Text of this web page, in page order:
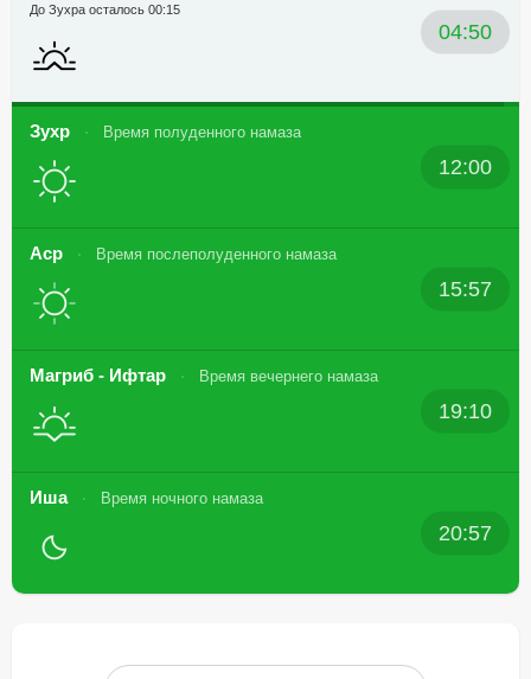
04:50
До Зухра осталось 00:15
Зухр Время полуденного намаза
12:00
Аср Время послеполуденного намаза
15:57
Магриб - Ифтар Время вечернего намаза
19:10
Иша Время ночного намаза
20:57